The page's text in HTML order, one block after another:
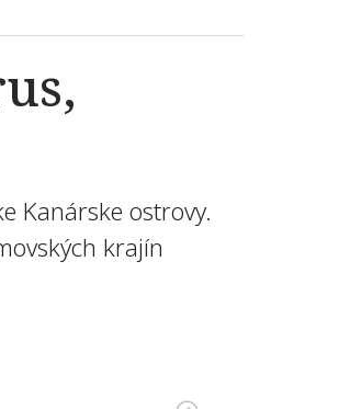
Kanárske ostrovy.
krajín